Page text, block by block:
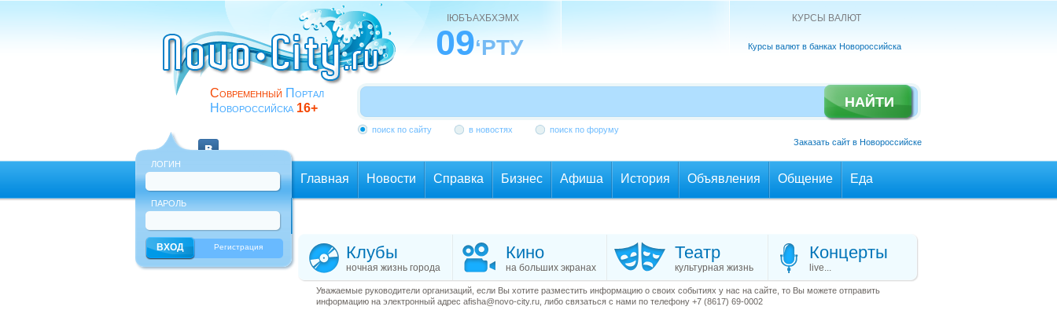
Современный Портал
Новороссийска 16+
ІЮБЪАХБХЭМХ
09‘РТУ
КУРСЫ ВАЛЮТ
Курсы валют в банках Новороссийска
поиск по сайту в новостях
поиск по форуму
Заказать сайт в Новороссийске
ЛОГИН
ПАРОЛЬ
Регистрация
Главная Новости Справка Бизнес Афиша История Объявления Общение Еда
Клубы
ночная жизнь города
Кино
на больших экранах
Театр
культурная жизнь
Концерты
live...
Уважаемые руководители организаций, если Вы хотите разместить информацию о своих событиях у нас на сайте, то Вы можете отправить
информацию на электронный адрес afisha@novo-city.ru, либо связаться с нами по телефону +7 (8617) 69-0002